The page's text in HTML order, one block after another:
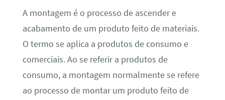
A montagem é o processo de ascender e
acabamento de um produto feito de materiais.
O termo se aplica a produtos de consumo e
comerciais. Ao se referir a produtos de
consumo, a montagem normalmente se refere
ao processo de montar um produto feito de